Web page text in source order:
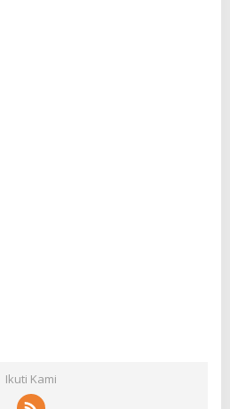
Ikuti Kami